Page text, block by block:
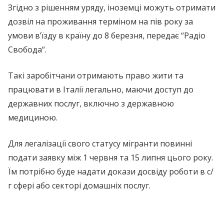
Згідно з рішенням уряду, іноземці можуть отримати
дозвіл на проживання терміном на пів року за
умови в’їзду в країну до 8 березня, передає “Радіо
Свобода“.
Такі заробітчани отримають право жити та
працювати в Італії легально, маючи доступ до
державних послуг, включно з державною
медициною.
Для легалізації свого статусу мігранти повинні
подати заявку між 1 червня та 15 липня цього року.
Їм потрібно буде надати докази досвіду роботи в с/
г сфері або секторі домашніх послуг.